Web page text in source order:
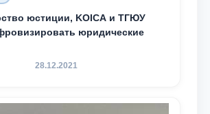
юстиции, KOICA и ТГЮУ
юридические
28.12.2021